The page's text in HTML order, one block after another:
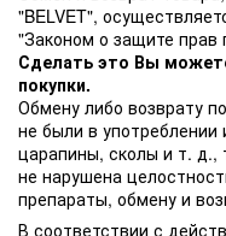
"BELVET",
"Законом о защите прав
Сделать это Вы
покупки.
Обмену либо возврату
не были в
царапины, сколы и т. д.,
не нарушена
препараты, обмену и
В соответствии с